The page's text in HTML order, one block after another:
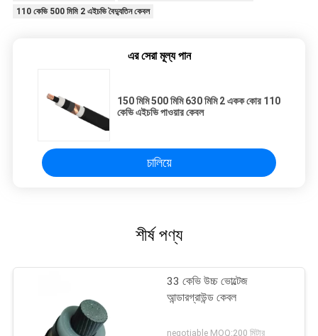
110 কেভি 500 মিমি 2 এইচভি বৈদ্যুতিন কেবল
এর সেরা মূল্য পান
150 মিমি 500 মিমি 630 মিমি 2 একক কোর 110
কেভি এইচভি পাওয়ার কেবল
চালিয়ে
শীর্ষ পণ্য
33 কেভি উচ্চ ভোল্টেজ
আন্ডারগ্রাউন্ড কেবল
negotiable MOQ:200 মিটার